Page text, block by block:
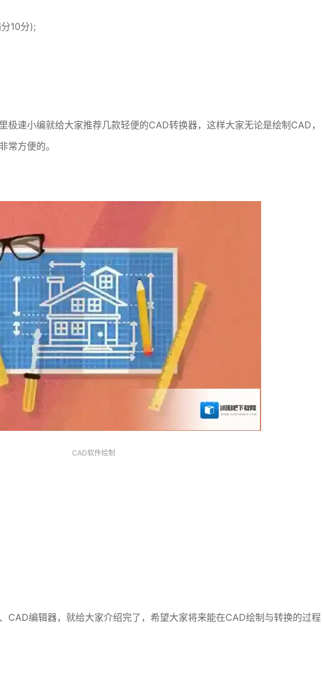
10分);
极速小编就给大家推荐几款轻便的CAD转换器，这样大家无论是绘制CAD，
常方便的。
CAD软件绘制
CAD编辑器，就给大家介绍完了，希望大家将来能在CAD绘制与转换的过程